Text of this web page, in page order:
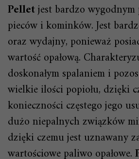
Pelletjest bardzo
pieców i kominków. Jest
oraz wydajny, ponieważ
wartość opałową.
doskonałym spalaniem i
wielkie ilości popiołu, dzięki
konieczności częstego jego
dużo niepalnych związków
dzięki czemu jest uznawany
wartościowe paliwo opałowe.